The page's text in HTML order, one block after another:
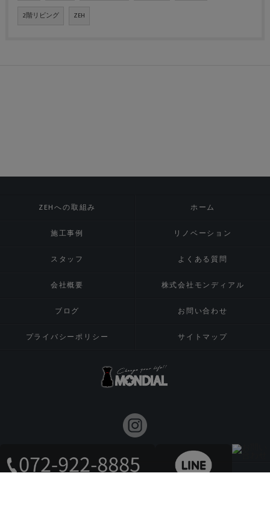
2階リビング ZEH
ZEHへの取組み ホーム
施工事例 リノベーション
スタッフ よくある質問
会社概要 株式会社モンディアル
ブログ お問い合わせ
プライバシーポリシー サイトマップ